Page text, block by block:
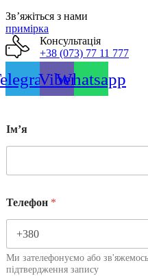
Звʼяжіться з нами
примірка
Консультація
+38 (073) 77 11 777
ViberWhatsapp
Імʼя
Телефон *
Ми зателефонуємо або
підтвердження запису